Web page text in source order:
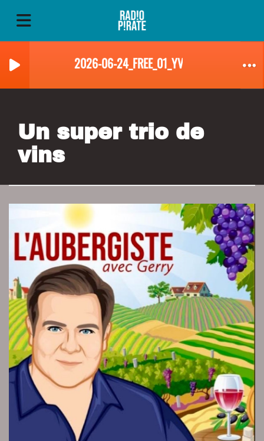
2026-06-24_FREE_01_YVES_LANDRY
Un super trio de
vins